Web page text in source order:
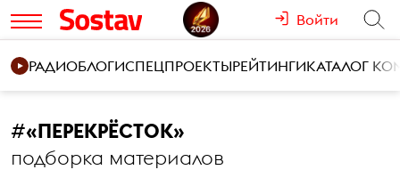
Войти
РАДИОБЛОГИСПЕЦПРОЕКТЫРЕЙТИНГИКАТАЛОГ
#«ПЕРЕКРЁСТОК»
подборка материалов